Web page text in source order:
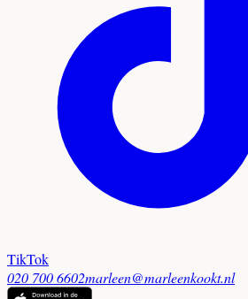
TikTok
020 700 6602marleen@marleenkookt.nl